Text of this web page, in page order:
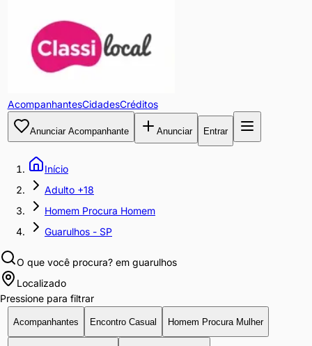
AcompanhantesCidadesCréditos
Anunciar Acompanhante Anunciar Entrar
Início
Adulto +18
Homem Procura Homem
Guarulhos - SP
O que você procura? em guarulhos
Localizado
Pressione para filtrar
Acompanhantes Encontro Casual Homem Procura Mulher